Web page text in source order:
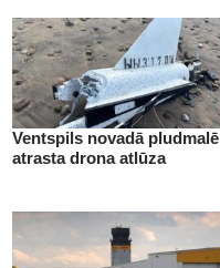
Ventspils novadā pludmalē
atrasta drona atlūza